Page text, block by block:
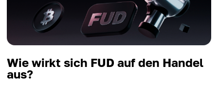
Wie wirkt sich FUD auf den Handel
aus?